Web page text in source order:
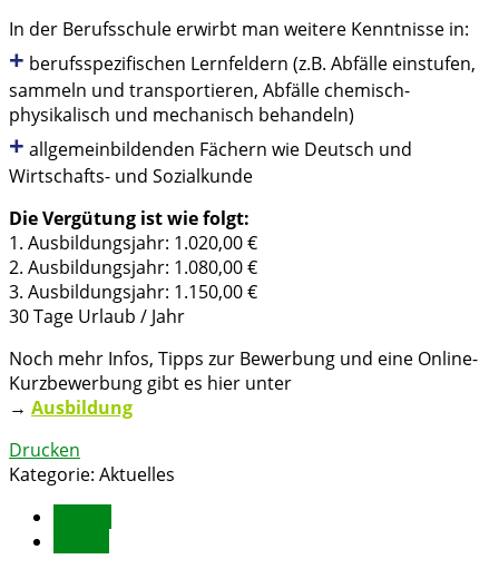
In der Berufsschule erwirbt man weitere Kenntnisse in:
+ berufsspezifischen Lernfeldern (z.B. Abfälle einstufen,
sammeln und transportieren, Abfälle chemisch-
physikalisch und mechanisch behandeln)
+ allgemeinbildenden Fächern wie Deutsch und
Wirtschafts- und Sozialkunde
Die Vergütung ist wie folgt:
1. Ausbildungsjahr: 1.020,00 €
2. Ausbildungsjahr: 1.080,00 €
3. Ausbildungsjahr: 1.150,00 €
30 Tage Urlaub / Jahr
Noch mehr Infos, Tipps zur Bewerbung und eine Online-
Kurzbewerbung gibt es hier unter
→ Ausbildung
Drucken
Kategorie: Aktuelles